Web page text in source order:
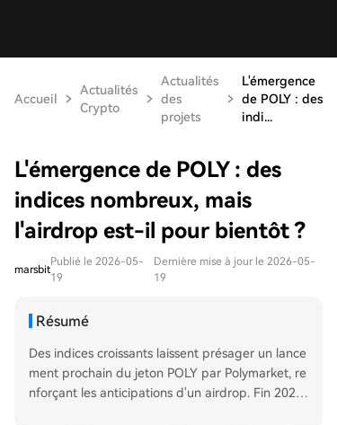
Accueil
Actualités
Crypto
Actualités
des
projets
L'émergence
de POLY : des
indi...
L'émergence de POLY : des
indices nombreux, mais
l'airdrop est-il pour bientôt ?
marsbit
Publié le 2026-05-
19
Dernière mise à jour le 2026-05-
19
Résumé
Des indices croissants laissent présager un lance
ment prochain du jeton POLY par Polymarket, re
nforçant les anticipations d'un airdrop. Fin 2025,